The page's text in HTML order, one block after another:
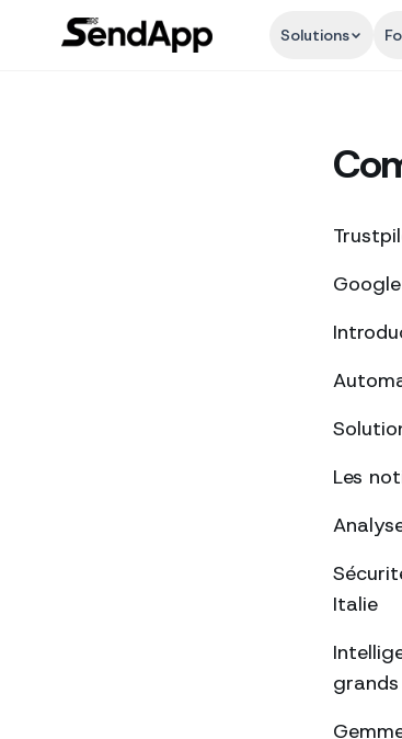
Solutions
Les
Italie